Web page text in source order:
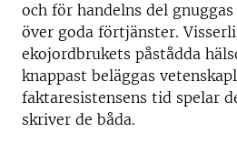
och för handelns del
över goda förtjänster.
ekojordbrukets påstådda
knappast beläggas
faktaresistensens tid spelar
skriver de båda.